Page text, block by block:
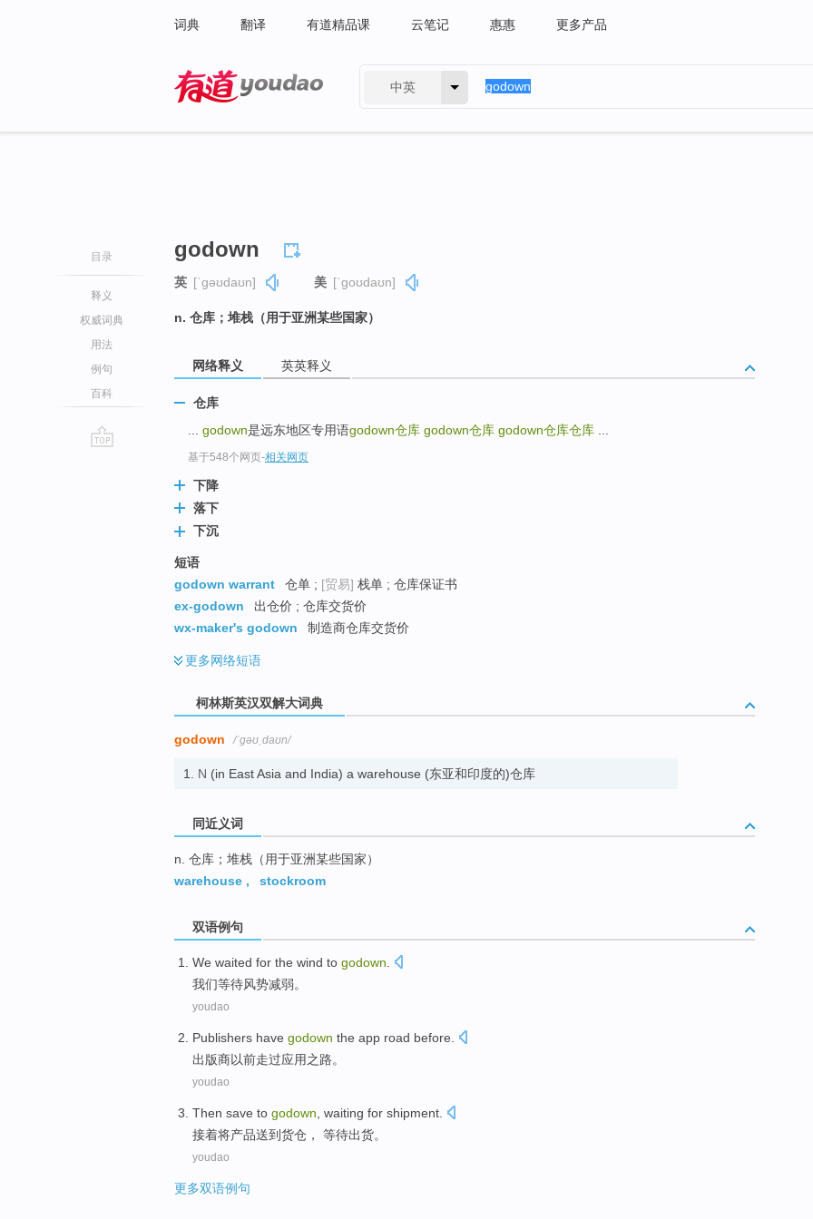
词典 翻译 有道精品课 云笔记 惠惠 更多产品
中英
目录
释义
权威词典
用法
例句
百科
godown
英 [ˈɡəʊdaʊn] 美 [ˈɡoʊdaʊn]
n. 仓库；堆栈（用于亚洲某些国家）
网络释义 英英释义
仓库
godown是远东地区专用语godown仓库 godown仓库 godown仓库仓库
基于548个网页-相关网页
下降
落下
下沉
短语
godown warrant
仓单 ; [贸易] 栈单 ; 仓库保证书
ex-godown
出仓价 ; 仓库交货价
wx-maker's godown
制造商仓库交货价
更多网络短语
柯林斯英汉双解大词典
godown /ˈɡəʊˌdaʊn/
1. N (in East Asia and India) a warehouse (东亚和印度的)仓库
同近义词
n. 仓库；堆栈（用于亚洲某些国家）
warehouse , stockroom
双语例句
We waited for the wind to godown
我们等待风势减弱。
youdao
Publishers have godown the app road before
出版商以前走过应用之路。
youdao
Then save to godown waiting for shipment
接着将产品送到货仓， 等待出货。
youdao
更多双语例句